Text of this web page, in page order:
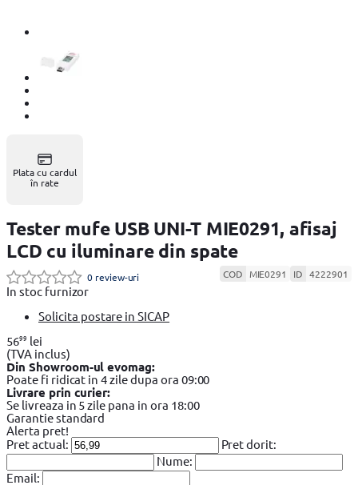
Plata cu cardul
în rate
Tester mufe USB UNI-T MIE0291, afisaj
LCD cu iluminare din spate
0 review-uri COD MIE0291 ID 4222901
In stoc furnizor
Solicita postare in SICAP
5699 lei
(TVA inclus)
Din Showroom-ul evomag:
Poate fi ridicat in 4 zile dupa ora 09:00
Livrare prin curier:
Se livreaza in 5 zile pana in ora 18:00
Garantie standard
Alerta pret!
Pret actual:
Pret dorit:
Nume:
Email: